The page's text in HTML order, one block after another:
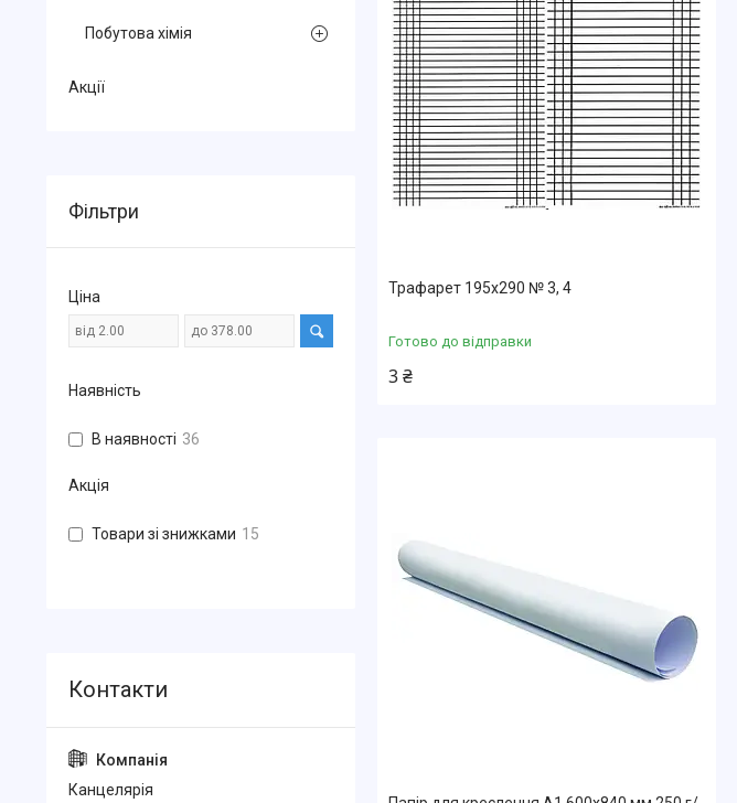
Трафарет 195х290 № 3, 4
Готово до відправки
3 ₴
Побутова хімія
Акції
Фільтри
Ціна
Наявність
В наявності 36
Акція
Товари зі знижками 15
Канцелярiя